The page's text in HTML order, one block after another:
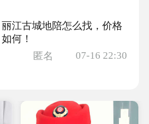
丽江古城地陪怎么找，价格
如何！
匿名
07-16 22:30